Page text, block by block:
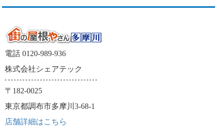
電話 0120-989-936
株式会社シェアテック
〒182-0025
東京都調布市多摩川3-68-1
店舗詳細はこちら